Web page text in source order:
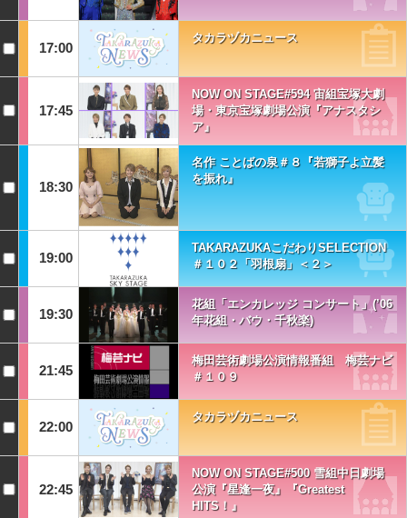
17:00
タカラヅカニュース
17:45
NOW ON STAGE#594 宙組宝塚大劇
場・東京宝塚劇場公演『アナスタシ
ア』
18:30
名作 ことばの泉＃８『若獅子よ立髪
を振れ』
19:00
TAKARAZUKAこだわりSELECTION
＃１０２「羽根扇」＜２＞
19:30
花組「エンカレッジ コンサート」(’06
年花組・バウ・千秋楽)
21:45
梅田芸術劇場公演情報番組 梅芸ナビ
＃１０９
22:00
タカラヅカニュース
22:45
NOW ON STAGE#500 雪組中日劇場
公演『星逢一夜』『Greatest
HITS！』